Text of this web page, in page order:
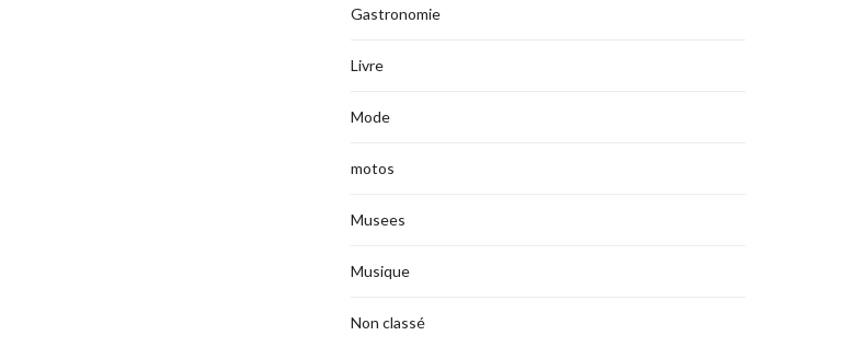
Gastronomie
Livre
Mode
motos
Musees
Musique
Non classé